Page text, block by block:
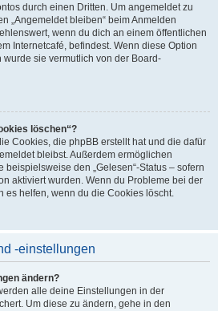
durch einen Dritten. Um angemeldet zu
„Angemeldet bleiben“ beim Anmelden
wenn du dich an einem öffentlichen
Internetcafé, befindest. Wenn diese Option
wurde sie vermutlich von der Board-
löschen“?
Cookies, die phpBB erstellt hat und die dafür
bleibst. Außerdem ermöglichen
den „Gelesen“-Status – sofern
aktiviert wurden. Wenn du Probleme bei der
es helfen, wenn du die Cookies löscht.
-einstellungen
ändern?
alle deine Einstellungen in der
Um diese zu ändern, gehe in den